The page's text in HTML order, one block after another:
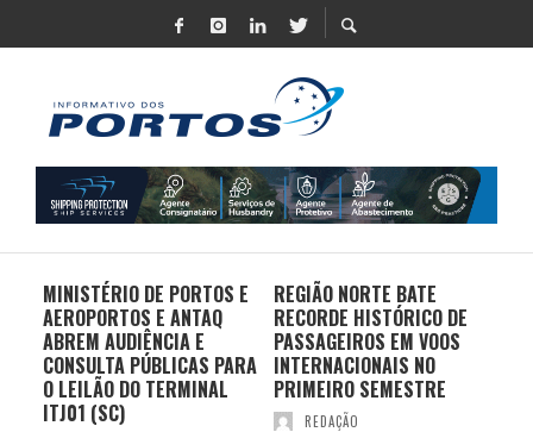
MINISTÉRIO DE PORTOS E
AEROPORTOS E ANTAQ
ABREM AUDIÊNCIA E
CONSULTA PÚBLICAS PARA
O LEILÃO DO TERMINAL
ITJ01 (SC)
REGIÃO NORTE BATE
RECORDE HISTÓRICO DE
PASSAGEIROS EM VOOS
INTERNACIONAIS NO
PRIMEIRO SEMESTRE
REDAÇÃO